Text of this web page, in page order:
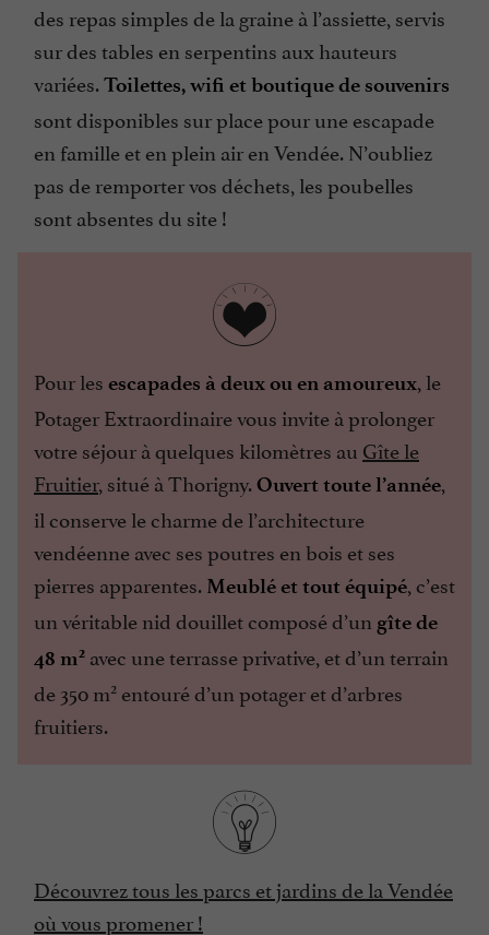
des repas simples de la graine à l’assiette, servis
sur des tables en serpentins aux hauteurs
variées.Toilettes, wifi et boutique de souvenirs
sont disponibles sur place pour une escapade
en famille et en plein air en Vendée. N’oubliez
pas de remporter vos déchets, les poubelles
sont absentes du site !
Pour les escapades à deux ou en amoureux, le
Potager Extraordinaire vous invite à prolonger
votre séjour à quelques kilomètres au Gîte le
Fruitier, situé à Thorigny.Ouvert toute l’année,
il conserve le charme de l’architecture
vendéenne avec ses poutres en bois et ses
pierres apparentes. Meublé et tout équipé, c’est
un véritable nid douillet composé d’un gîte de
48 m2 avec une terrasse privative, et d’un terrain
de 350 m2 entouré d’un potager et d’arbres
fruitiers.
Découvrez tous les parcs et jardins de la Vendée
où vous promener !